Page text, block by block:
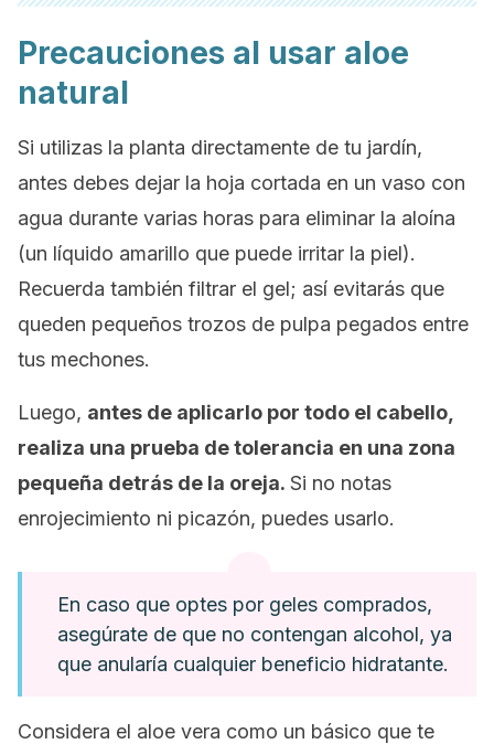
Precauciones al usar aloe
natural
Si utilizas la planta directamente de tu jardín,
antes debes dejar la hoja cortada en un vaso con
agua durante varias horas para eliminar la aloína
(un líquido amarillo que puede irritar la piel).
Recuerda también filtrar el gel; así evitarás que
queden pequeños trozos de pulpa pegados entre
tus mechones.
Luego, antes de aplicarlo por todo el cabello,
realiza una prueba de tolerancia en una zona
pequeña detrás de la oreja. Si no notas
enrojecimiento ni picazón, puedes usarlo.
En caso que optes por geles comprados,
asegúrate de que no contengan alcohol, ya
que anularía cualquier beneficio hidratante.
Considera el aloe vera como un básico que te